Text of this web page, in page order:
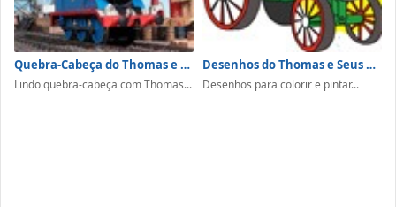
Quebra-Cabeça do Thomas e Seus Amigos
Lindo quebra-cabeça com Thomas...
Desenhos do Thomas e Seus Amigos Para Colorir
Desenhos para colorir e pintar...